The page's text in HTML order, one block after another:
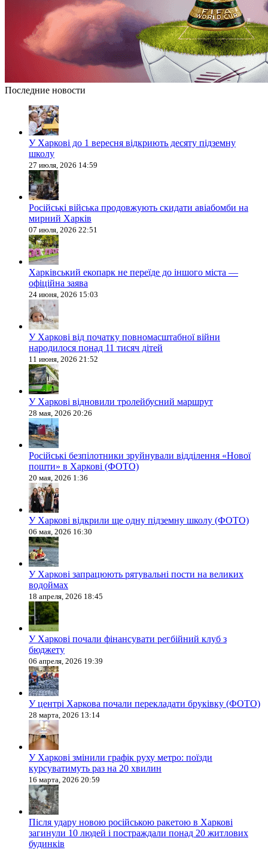
Последние новости
У Харкові до 1 вересня відкриють десяту підземну
школу
27 июля, 2026 14:59
Російські війська продовжують скидати авіабомби на
мирний Харків
07 июля, 2026 22:51
Харківський екопарк не переїде до іншого міста —
офіційна заява
24 июня, 2026 15:03
У Харкові від початку повномасштабної війни
народилося понад 11 тисяч дітей
11 июня, 2026 21:52
У Харкові відновили тролейбусний маршрут
28 мая, 2026 20:26
Російські безпілотники зруйнували відділення «Нової
пошти» в Харкові (ФОТО)
20 мая, 2026 1:36
У Харкові відкрили ще одну підземну школу (ФОТО)
06 мая, 2026 16:30
У Харкові запрацюють рятувальні пости на великих
водоймах
18 апреля, 2026 18:45
У Харкові почали фінансувати регбійний клуб з
бюджету
06 апреля, 2026 19:39
У центрі Харкова почали перекладати бруківку (ФОТО)
28 марта, 2026 13:14
У Харкові змінили графік руху метро: поїзди
курсуватимуть раз на 20 хвилин
16 марта, 2026 20:59
Після удару новою російською ракетою в Харкові
загинули 10 людей і постраждали понад 20 житлових
будинків